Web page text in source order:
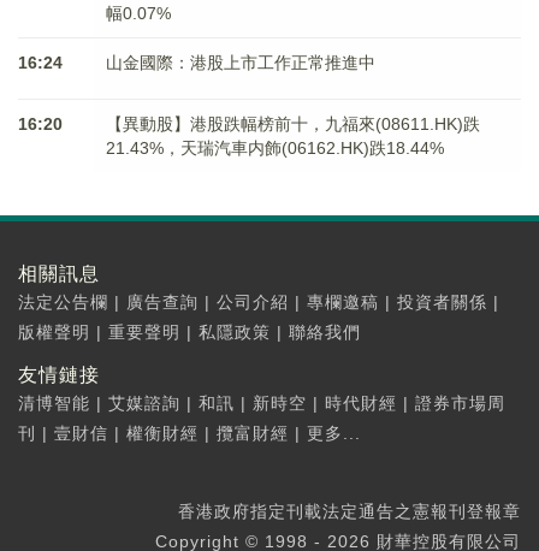
幅0.07%
16:24 山金國際：港股上市工作正常推進中
16:20
【異動股】港股跌幅榜前十，九福來(08611.HK)跌
21.43%，天瑞汽車内飾(06162.HK)跌18.44%
相關訊息
法定公告欄 | 廣告查詢 | 公司介紹 | 專欄邀稿 | 投資者關係 |
版權聲明 | 重要聲明 | 私隱政策 | 聯絡我們
友情鏈接
清博智能 | 艾媒諮詢 | 和訊 | 新時空 | 時代財經 | 證券市場周
刊
| 壹財信 | 權衡財經 | 攬富財經 | 更多...
香港政府指定刊載法定通告之憲報刊登報章
Copyright © 1998 - 2026 財華控股有限公司